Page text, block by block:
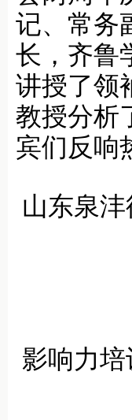
记、常务
长，齐鲁
讲授了领
教授分析
宾们反响
山东泉
影响力